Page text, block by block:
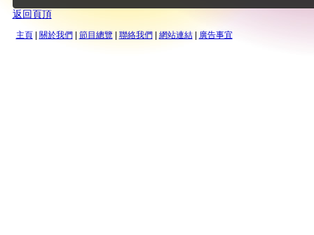
返回頁頂
主頁| 關於我們| 節目總覽| 聯絡我們| 網站連結| 廣告事宜